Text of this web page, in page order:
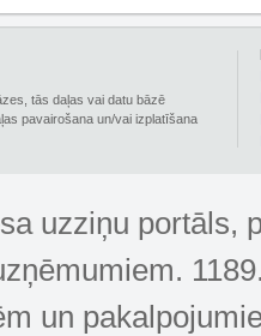
tās daļas vai datu bāzē
pavairošana un/vai izplatīšana
uzziņu portāls,
un